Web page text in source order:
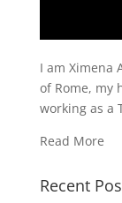
I am Ximena
of Rome, my
working as a
Read More
Recent